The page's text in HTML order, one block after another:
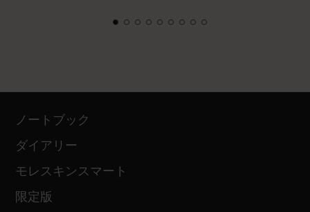
ノートブック
ダイアリー
モレスキンスマート
限定版